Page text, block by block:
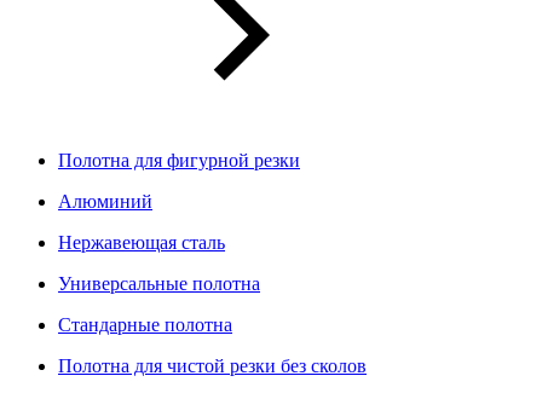
Полотна для фигурной резки
Алюминий
Нержавеющая сталь
Универсальные полотна
Стандарные полотна
Полотна для чистой резки без сколов